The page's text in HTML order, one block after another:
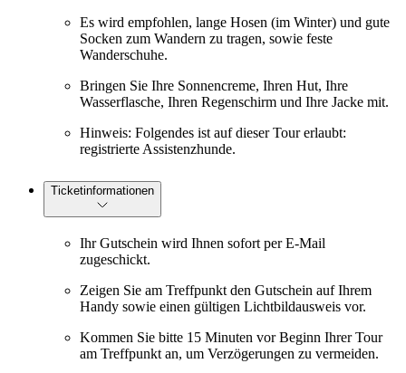
Es wird empfohlen, lange Hosen (im Winter) und gute
Socken zum Wandern zu tragen, sowie feste
Wanderschuhe.
Bringen Sie Ihre Sonnencreme, Ihren Hut, Ihre
Wasserflasche, Ihren Regenschirm und Ihre Jacke mit.
Hinweis: Folgendes ist auf dieser Tour erlaubt:
registrierte Assistenzhunde.
Ticketinformationen
Ihr Gutschein wird Ihnen sofort per E-Mail
zugeschickt.
Zeigen Sie am Treffpunkt den Gutschein auf Ihrem
Handy sowie einen gültigen Lichtbildausweis vor.
Kommen Sie bitte 15 Minuten vor Beginn Ihrer Tour
am Treffpunkt an, um Verzögerungen zu vermeiden.